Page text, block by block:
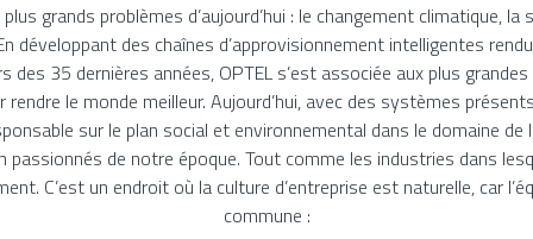
grands problèmes d’aujourd’hui : le changement climatique,
développant des chaînes d’approvisionnement intelligentes
des 35 dernières années, OPTEL s’est associée aux plus
le monde meilleur. Aujourd’hui, avec des systèmes
sur le plan social et environnemental dans le domaine
passionnés de notre époque. Tout comme les industries dans
C’est un endroit où la culture d’entreprise est naturelle, car
commune :